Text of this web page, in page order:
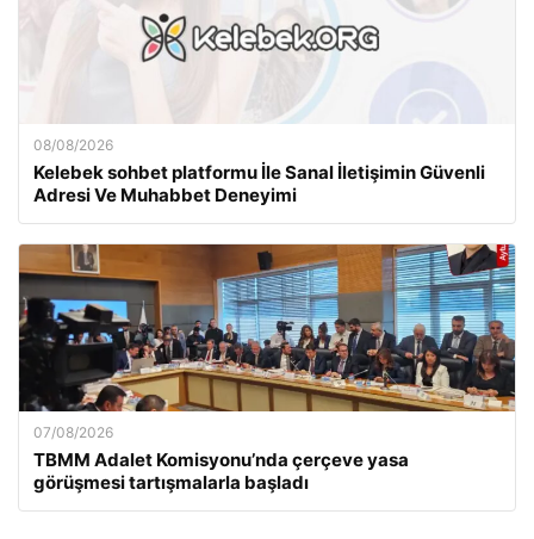
08/08/2026
Kelebek sohbet platformu İle Sanal İletişimin Güvenli
Adresi Ve Muhabbet Deneyimi
07/08/2026
TBMM Adalet Komisyonu’nda çerçeve yasa
görüşmesi tartışmalarla başladı